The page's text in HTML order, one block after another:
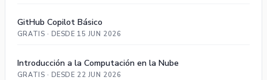
GitHub Copilot Básico
GRATIS · DESDE 15 JUN 2026
Introducción a la Computación en la Nube
GRATIS · DESDE 22 JUN 2026